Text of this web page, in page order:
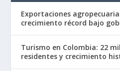
Exportaciones
crecimiento récord bajo
Turismo en Colombia: 22
residentes y crecimiento